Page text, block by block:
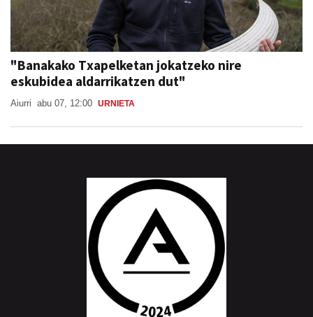
"Banakako Txapelketan jokatzeko nire
eskubidea aldarrikatzen dut"
Aiurri abu 07, 12:00 URNIETA